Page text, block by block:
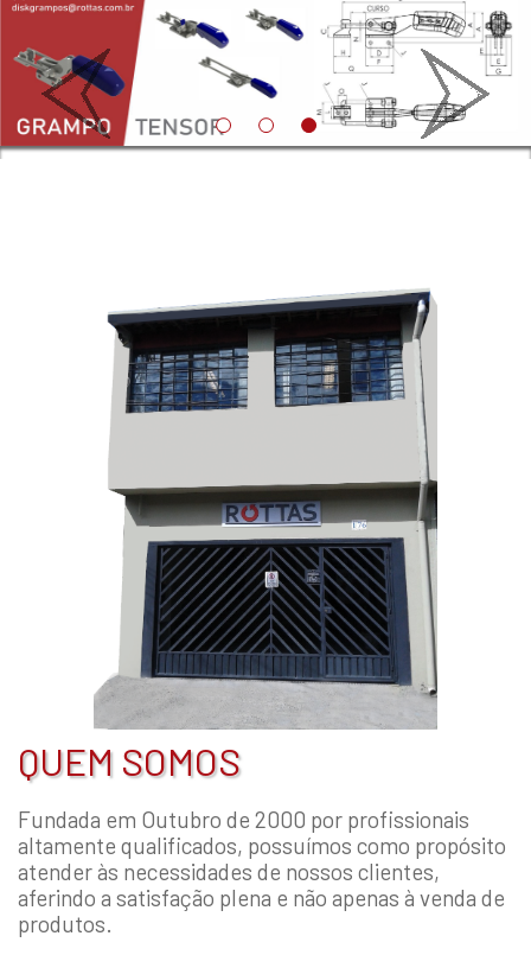
QUEM SOMOS
Fundada em Outubro de 2000 por profissionais
altamente qualificados, possuímos como propósito
atender às necessidades de nossos clientes,
aferindo a satisfação plena e não apenas à venda de
produtos.